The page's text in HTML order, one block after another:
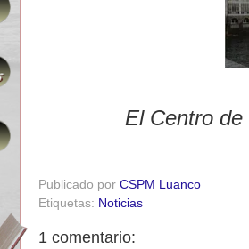
El Centro
Publicado por CSPM Luanco
Etiquetas: Noticias
1 comentario: